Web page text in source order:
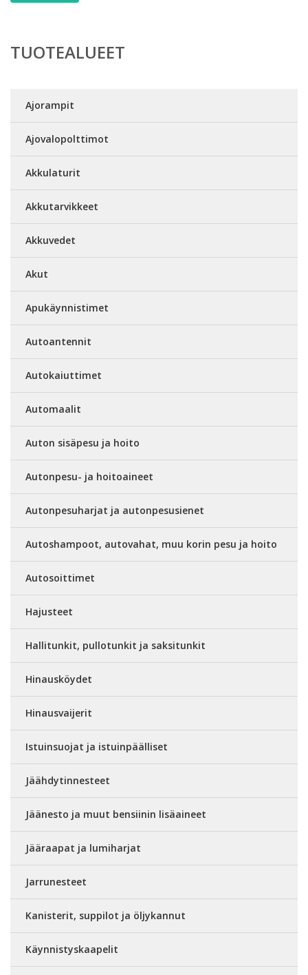
TUOTEALUEET
Ajorampit
Ajovalopolttimot
Akkulaturit
Akkutarvikkeet
Akkuvedet
Akut
Apukäynnistimet
Autoantennit
Autokaiuttimet
Automaalit
Auton sisäpesu ja hoito
Autonpesu- ja hoitoaineet
Autonpesuharjat ja autonpesusienet
Autoshampoot, autovahat, muu korin pesu ja hoito
Autosoittimet
Hajusteet
Hallitunkit, pullotunkit ja saksitunkit
Hinausköydet
Hinausvaijerit
Istuinsuojat ja istuinpäälliset
Jäähdytinnesteet
Jäänesto ja muut bensiinin lisäaineet
Jääraapat ja lumiharjat
Jarrunesteet
Kanisterit, suppilot ja öljykannut
Käynnistyskaapelit